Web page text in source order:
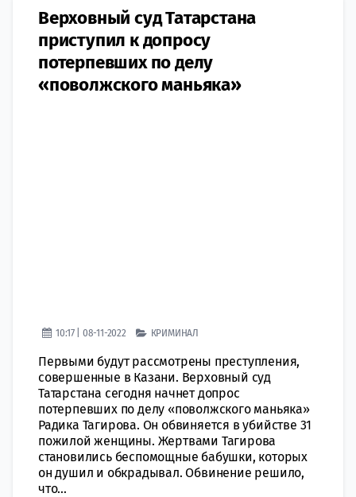
Верховный суд Татарстана
приступил к допросу
потерпевших по делу
«поволжского маньяка»
10:17 | 08-11-2022 КРИМИНАЛ
Первыми будут рассмотрены преступления,
совершенные в Казани. Верховный суд
Татарстана сегодня начнет допрос
потерпевших по делу «поволжского маньяка»
Радика Тагирова. Он обвиняется в убийстве 31
пожилой женщины. Жертвами Тагирова
становились беспомощные бабушки, которых
он душил и обкрадывал. Обвинение решило,
что...